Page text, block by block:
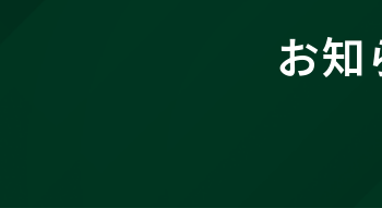
お知